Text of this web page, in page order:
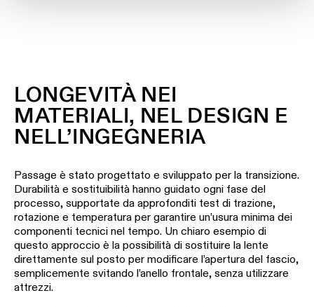
LONGEVITÀ NEI
MATERIALI, NEL DESIGN E
NELL’INGEGNERIA
Passage è stato progettato e sviluppato per la transizione.
Durabilità e sostituibilità hanno guidato ogni fase del
processo, supportate da approfonditi test di trazione,
rotazione e temperatura per garantire un’usura minima dei
componenti tecnici nel tempo. Un chiaro esempio di
questo approccio è la possibilità di sostituire la lente
direttamente sul posto per modificare l’apertura del fascio,
semplicemente svitando l’anello frontale, senza utilizzare
attrezzi.